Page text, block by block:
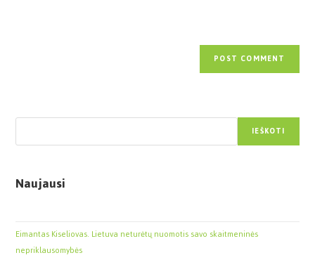
IEŠKOTI
Naujausi
Eimantas Kiseliovas. Lietuva neturėtų nuomotis savo skaitmeninės
nepriklausomybės